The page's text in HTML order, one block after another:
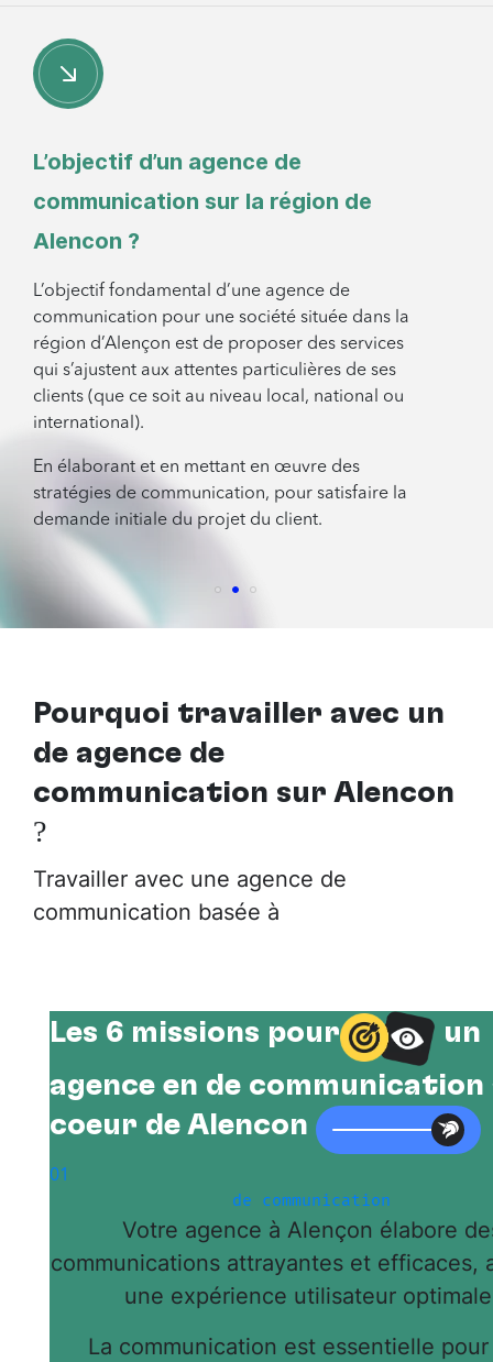
L’objectif d’un agence de
communication sur la région de
Alencon ?
L’objectif fondamental d’une agence de
communication pour une société située dans la
région d’Alençon est de proposer des services
qui s’ajustent aux attentes particulières de ses
clients (que ce soit au niveau local, national ou
international).
En élaborant et en mettant en œuvre des
stratégies de communication, pour satisfaire la
demande initiale du projet du client.
Pourquoi travailler avec un
de agence de
communication sur Alencon
?
Travailler avec une agence de
communication basée à
Les 6 missions pour
un
agence en de communication
cœur de Alencon
01
de communication
Votre agence à Alençon élabore
communications attrayantes et efficaces,
une expérience utilisateur
La communication est essentielle